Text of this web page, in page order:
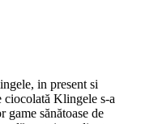
in present si
ciocolată Klingele s-a
game sănătoase de